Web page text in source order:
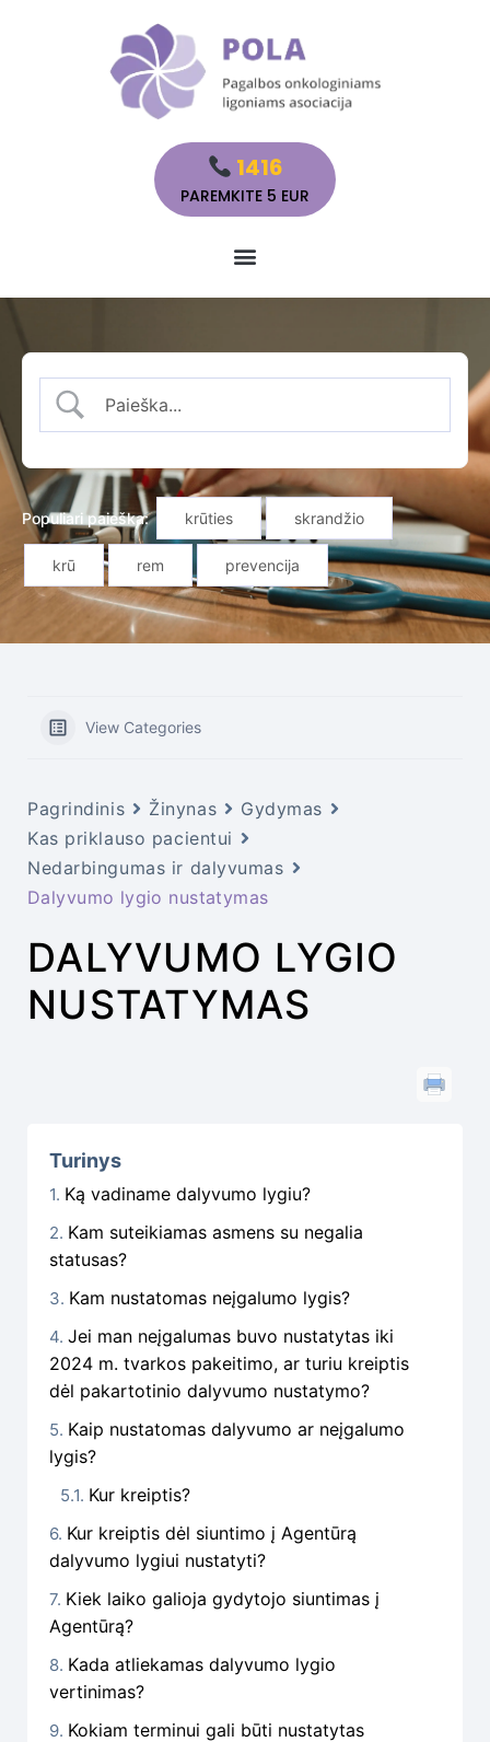
1416
PAREMKITE 5 EUR
Populiari paieška: krūties skrandžio
krū rem prevencija
View Categories
Pagrindinis Žinynas
Gydymas
Kas priklauso pacientui
Nedarbingumas ir dalyvumas
Dalyvumo lygio nustatymas
DALYVUMO LYGIO
NUSTATYMAS
Turinys
Ką vadiname dalyvumo lygiu?
Kam suteikiamas asmens su negalia
statusas?
Kam nustatomas neįgalumo lygis?
Jei man neįgalumas buvo nustatytas iki
2024 m. tvarkos pakeitimo, ar turiu kreiptis
dėl pakartotinio dalyvumo nustatymo?
Kaip nustatomas dalyvumo ar neįgalumo
lygis?
Kur kreiptis?
Kur kreiptis dėl siuntimo į Agentūrą
dalyvumo lygiui nustatyti?
Kiek laiko galioja gydytojo siuntimas į
Agentūrą?
Kada atliekamas dalyvumo lygio
vertinimas?
Kokiam terminui gali būti nustatytas